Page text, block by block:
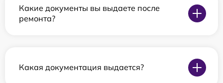
Какие документы вы выдаете после
ремонта?
Какая документация выдается?